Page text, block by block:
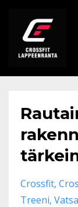
Crossfit
Treeni